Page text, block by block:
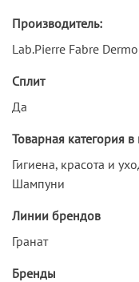
Производитель:
Lab.Pierre Fabre
Сплит
Да
Товарная категория в
Гигиена, красота и
Шампуни
Линии брендов
Гранат
Бренды